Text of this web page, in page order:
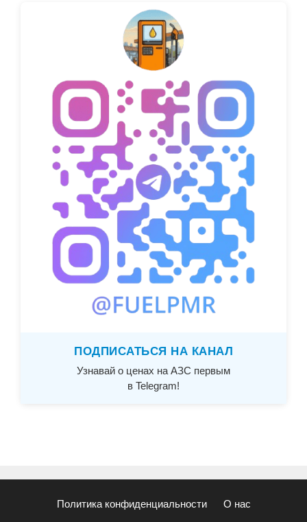
ПОДПИСАТЬСЯ НА КАНАЛ
Узнавай о ценах на АЗС первым
в Telegram!
Политика конфиденциальности О нас